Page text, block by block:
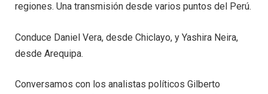
regiones. Una transmisión desde varios puntos del Perú.
Conduce Daniel Vera, desde Chiclayo, y Yashira Neira,
desde Arequipa.
Conversamos con los analistas políticos Gilberto